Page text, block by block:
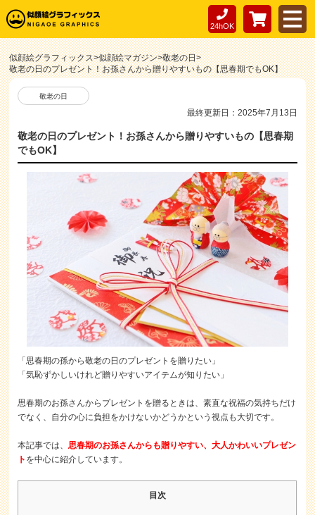
24hOK
似顔絵グラフィックス>似顔絵マガジン>敬老の日>
敬老の日のプレゼント！お孫さんから贈りやすいもの【思春期でもOK】
敬老の日
最終更新日：2025年7月13日
敬老の日のプレゼント！お孫さんから贈りやすいもの【思春期
でもOK】
「思春期の孫から敬老の日のプレゼントを贈りたい」
「気恥ずかしいけれど贈りやすいアイテムが知りたい」
思春期のお孫さんからプレゼントを贈るときは、素直な祝福の気持ちだけ
でなく、自分の心に負担をかけないかどうかという視点も大切です。
本記事では、思春期のお孫さんからも贈りやすい、大人かわいいプレゼン
ト を中心に紹介しています。
目次